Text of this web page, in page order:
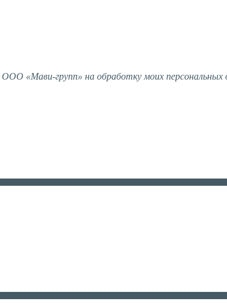
ООО «Мави-групп» на обработку моих персональных